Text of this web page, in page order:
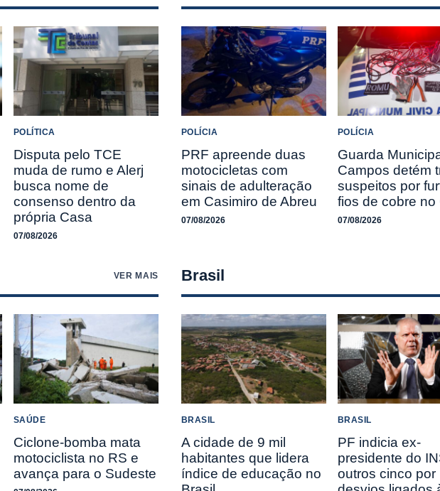
POLÍTICA
Disputa pelo TCE
muda de rumo e Alerj
busca nome de
consenso dentro da
própria Casa
07/08/2026
POLÍCIA
PRF apreende duas
motocicletas com
sinais de adulteração
em Casimiro de Abreu
07/08/2026
POLÍCIA
Guarda
Campos detém
suspeitos por
fios de cobre no
07/08/2026
VER MAIS
SAÚDE
Ciclone-bomba mata
motociclista no RS e
avança para o Sudeste
Brasil
BRASIL
A cidade de 9 mil
habitantes que lidera
índice de educação no
BRASIL
PF indicia ex-
presidente do
outros cinco por